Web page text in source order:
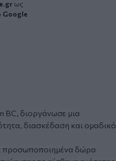
ως
Google
διοργάνωσε μια
διασκέδαση και ομαδικό
προσωποποιημένα δώρα